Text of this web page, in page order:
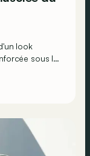
look
sous le